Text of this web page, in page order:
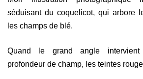
séduisant du coquelicot, qui arbore
les champs de blé.
Quand le grand angle
profondeur de champ, les teintes